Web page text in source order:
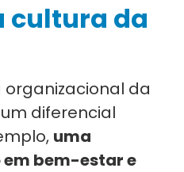
cultura da
da
diferencial
uma
bem-estar e